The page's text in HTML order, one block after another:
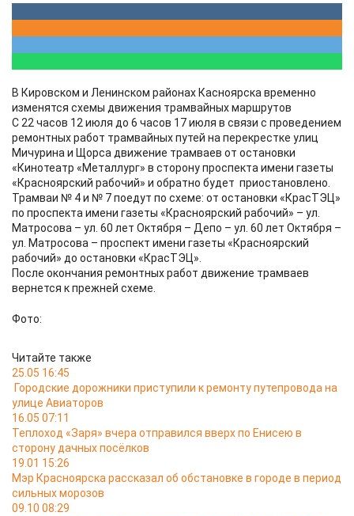
В Кировском и Ленинском районах Касноярска временно
изменятся схемы движения трамвайных маршрутов
С 22 часов 12 июля до 6 часов 17 июля в связи с проведением
ремонтных работ трамвайных путей на перекрестке улиц
Мичурина и Щорса движение трамваев от остановки
«Кинотеатр «Металлург» в сторону проспекта имени газеты
«Красноярский рабочий» и обратно будет приостановлено.
Трамваи № 4 и № 7 поедут по схеме: от остановки «КрасТЭЦ»
по проспекта имени газеты «Красноярский рабочий» – ул.
Матросова – ул. 60 лет Октября – Депо – ул. 60 лет Октября –
ул. Матросова – проспект имени газеты «Красноярский
рабочий» до остановки «КрасТЭЦ».
После окончания ремонтных работ движение трамваев
вернется к прежней схеме.
Фото:
Читайте также
25.05 16:45
Городские дорожники приступили к ремонту путепровода на
улице Авиаторов
16.05 07:11
Теплоход «Заря» вчера отправился вверх по Енисею в
сторону дачных посёлков
19.01 15:26
Мэр Красноярска рассказал об обстановке в городе в период
сильных морозов
09.10 08:29